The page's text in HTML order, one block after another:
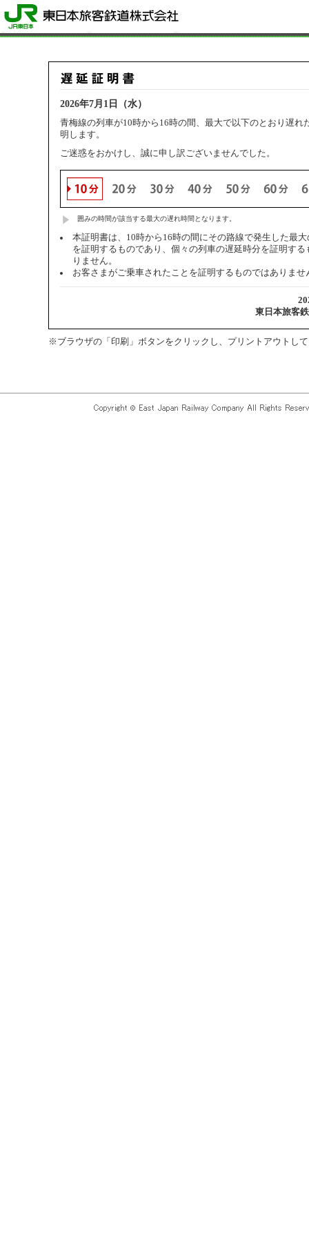
2026年7月1日（水）
青梅線の列車が10時から16時の間、最大で以下のとおり遅れ
明します。
ご迷惑をおかけし、誠に申し訳ございませんでした。
囲みの時間が該当する最大の遅れ時間となります。
本証明書は、10時から16時の間にその路線で発生した最
を証明するものであり、個々の列車の遅延時分を証明する
りません。
お客さまがご乗車されたことを証明するものではありませ
東日本旅客
※ブラウザの「印刷」ボタンをクリックし、プリントアウトし